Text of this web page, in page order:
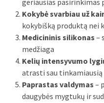
geriausias pasirinkimas
Kokybė svarbiau už
kokybišką produktą nei
Medicininis silikonas –
medžiaga
Kelių intensyvumo
atrasti sau tinkamiausią
Paprastas valdymas –
daugybės mygtukų ir